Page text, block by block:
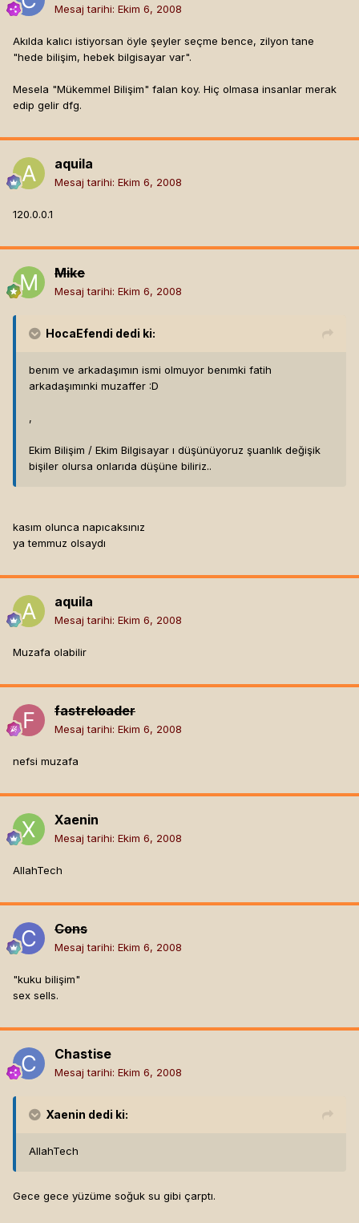
Mesaj tarihi: Ekim 6, 2008
Akılda kalıcı istiyorsan öyle şeyler seçme bence, zilyon tane
"hede bilişim, hebek bilgisayar var".
Mesela "Mükemmel Bilişim" falan koy. Hiç olmasa insanlar merak
edip gelir dfg.
aquila
Mesaj tarihi: Ekim 6, 2008
120.0.0.1
Mike
Mesaj tarihi: Ekim 6, 2008
HocaEfendi dedi ki:
benım ve arkadaşımın ismi olmuyor benımki fatih
arkadaşımınki muzaffer :D
,
Ekim Bilişim / Ekim Bilgisayar ı düşünüyoruz şuanlık değişik
bişiler olursa onlarıda düşüne biliriz..
kasım olunca napıcaksınız
ya temmuz olsaydı
aquila
Mesaj tarihi: Ekim 6, 2008
Muzafa olabilir
fastreloader
Mesaj tarihi: Ekim 6, 2008
nefsi muzafa
Xaenin
Mesaj tarihi: Ekim 6, 2008
AllahTech
Cons
Mesaj tarihi: Ekim 6, 2008
"kuku bilişim"
sex sells.
Chastise
Mesaj tarihi: Ekim 6, 2008
Xaenin dedi ki:
AllahTech
Gece gece yüzüme soğuk su gibi çarptı.